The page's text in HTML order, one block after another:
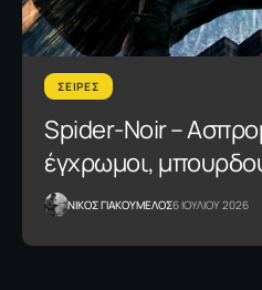
ΣΕΙΡΕΣ
Spider-Noir –
έγχρωμοι,
NΙΚΟΣ ΓΙΑΚΟΥΜΕΛΟΣ6 ΙΟΥΛΙΟΥ 2026